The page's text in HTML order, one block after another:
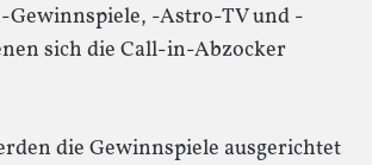
Gewinnspiele, -Astro-TV und -
sich die Call-in-Abzocker
die Gewinnspiele ausgerichtet